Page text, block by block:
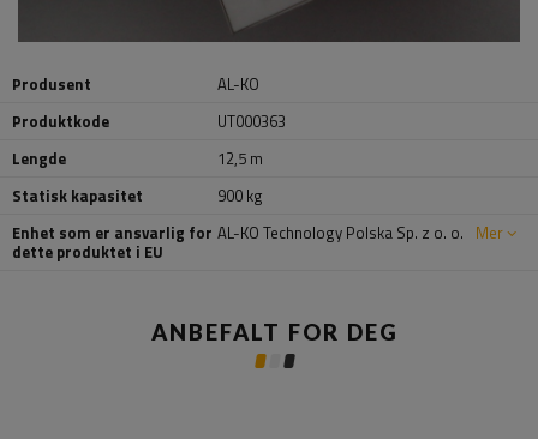
Produsent
AL-KO
Produktkode
UT000363
Lengde
12,5 m
Statisk kapasitet
900 kg
Enhet som er ansvarlig for
dette produktet i EU
AL-KO Technology Polska Sp. z o. o. Mer
ANBEFALT FOR DEG